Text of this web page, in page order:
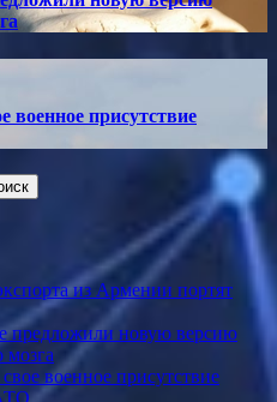
военное присутствие
из Армении портят
предложили новую версию
мозга
военное присутствие